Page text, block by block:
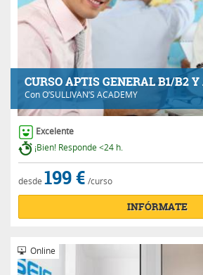
CURSO APTIS GENERAL B1/B2 Y
ConO’SULLIVAN’S ACADEMY
Excelente
¡Bien! Responde <24 h.
desde 199 € /curso
INFÓRMATE
Online